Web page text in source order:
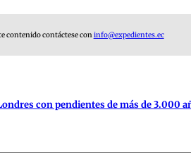
contenido contáctese coninfo@expedientes.ec
con pendientes de más de 3.000